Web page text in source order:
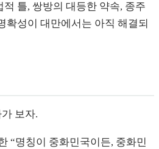
틀, 쌍방의 대등한 약속, 종주
확성이 대만에서는 아직 해결되
보자.
“명칭이 중화민국이든, 중화민